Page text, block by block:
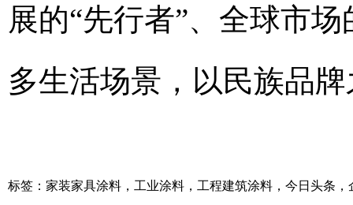
展的“先行者”、全球市
多生活场景，以民族品
标签： 家装家具涂料 ， 工业涂料 ， 工程建筑涂料 ， 今日头条 ，